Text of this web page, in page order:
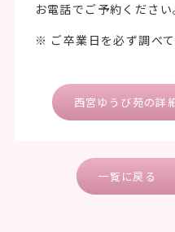
お電話でご予約ください
※ ご卒業日を必ず調べて
西宮ゆうび苑の詳
一覧に戻る